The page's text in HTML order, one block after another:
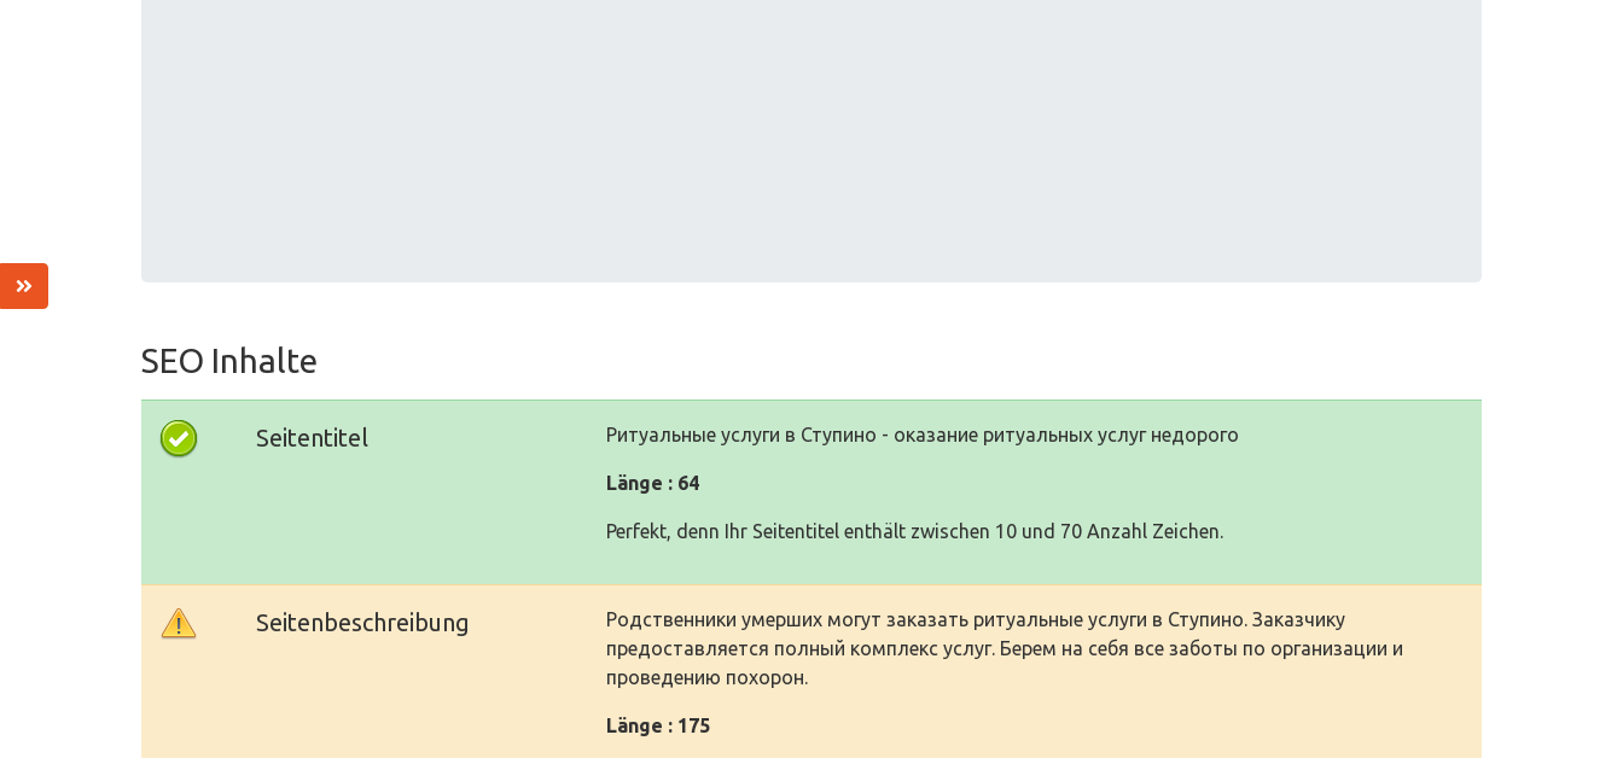
SEO Inhalte
Seitentitel Ритуальные услуги в Ступино - оказание ритуальных услуг недорого
Länge : 64
Perfekt, denn Ihr Seitentitel enthält zwischen 10 und 70 Anzahl Zeichen.
Seitenbeschreibung
Родственники умерших могут заказать ритуальные услуги в Ступино. Заказчику
предоставляется полный комплекс услуг. Берем на себя все заботы по организации и
проведению похорон.
Länge : 175